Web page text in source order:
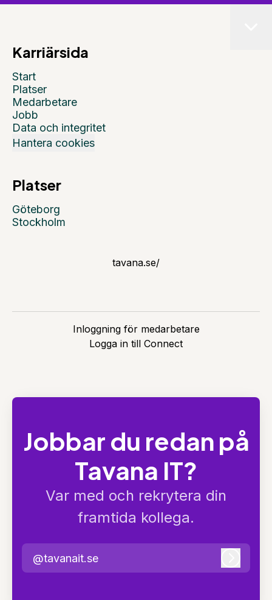
Karriärsida
Start
Platser
Medarbetare
Jobb
Data och integritet
Hantera cookies
Platser
Göteborg
Stockholm
tavana.se/
Inloggning för medarbetare
Logga in till Connect
Jobbar du redan på
Tavana IT?
Var med och rekrytera din
framtida kollega.
@tavanait.se